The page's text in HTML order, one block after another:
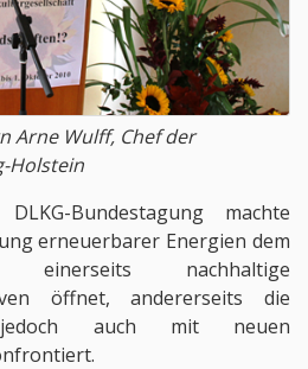
Arne Wulff, Chef der
Holstein
Bundestagung machte
erneuerbarer Energien dem
einerseits nachhaltige
öffnet, andererseits die
jedoch auch mit neuen